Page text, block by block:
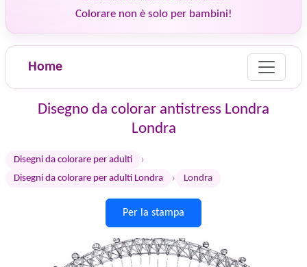
Colorare non è solo per bambini!
Home
Disegno da colorar antistress Londra
Londra
Disegni da colorare per adulti ›
Disegni da colorare per adulti Londra › Londra
Per la stampa